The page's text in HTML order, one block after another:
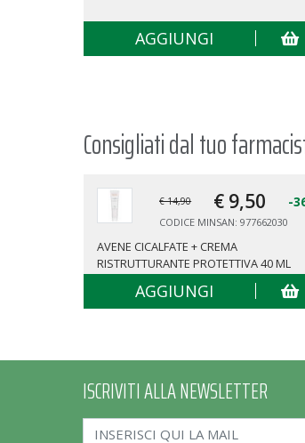
AGGIUNGI
Consigliati dal tuo
€ 14,90 € 9,50 -
CODICE MINSAN: 977662030
AVENE CICALFATE + CREMA
RISTRUTTURANTE PROTETTIVA 40 ML
AGGIUNGI
ISCRIVITI ALLA NEWSLETTER